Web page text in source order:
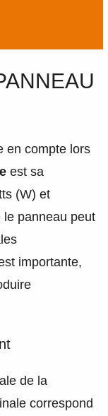
en compte lors
est sa
(W) et
le panneau peut
importante,
de la
correspond